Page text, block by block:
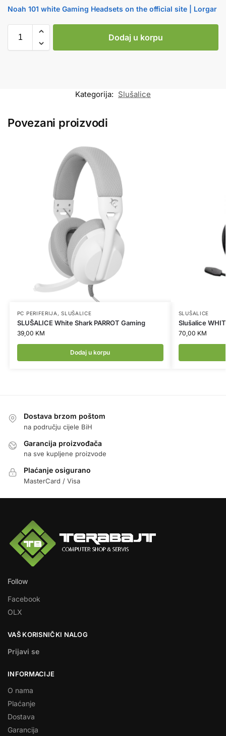
Noah 101 white Gaming Headsets on the official site | Lorgar
Dodaj u korpu
Kategorija: Slušalice
Povezani proizvodi
PC PERIFERIJA,SLUŠALICE
SLUŠALICE White Shark PARROT Gaming
39,00 KM
Dodaj u korpu
SLUŠALICE
Slušalice
70,00 KM
Dostava brzom poštom
na području cijele BiH
Garancija proizvođača
na sve kupljene proizvode
Plaćanje osigurano
MasterCard / Visa
Follow
Facebook
OLX
VAŠ KORISNIČKI NALOG
Prijavi se
INFORMACIJE
O nama
Plaćanje
Dostava
Garancija